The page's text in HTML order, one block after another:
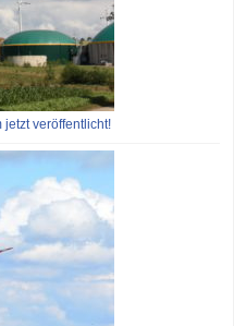
jetzt veröffentlicht!